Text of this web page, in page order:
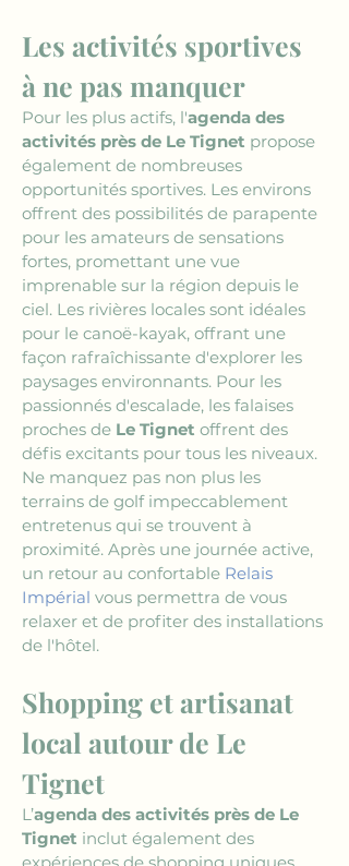
Les activités sportives
à ne pas manquer
Pour les plus actifs, l'agenda des
activités près de Le Tignet propose
également de nombreuses
opportunités sportives. Les environs
offrent des possibilités de parapente
pour les amateurs de sensations
fortes, promettant une vue
imprenable sur la région depuis le
ciel. Les rivières locales sont idéales
pour le canoë-kayak, offrant une
façon rafraîchissante d'explorer les
paysages environnants. Pour les
passionnés d'escalade, les falaises
proches de Le Tignet offrent des
défis excitants pour tous les niveaux.
Ne manquez pas non plus les
terrains de golf impeccablement
entretenus qui se trouvent à
proximité. Après une journée active,
un retour au confortable Relais
Impérial vous permettra de vous
relaxer et de profiter des installations
de l'hôtel.
Shopping et artisanat
local autour de Le
Tignet
L’agenda des activités près de Le
Tignet inclut également des